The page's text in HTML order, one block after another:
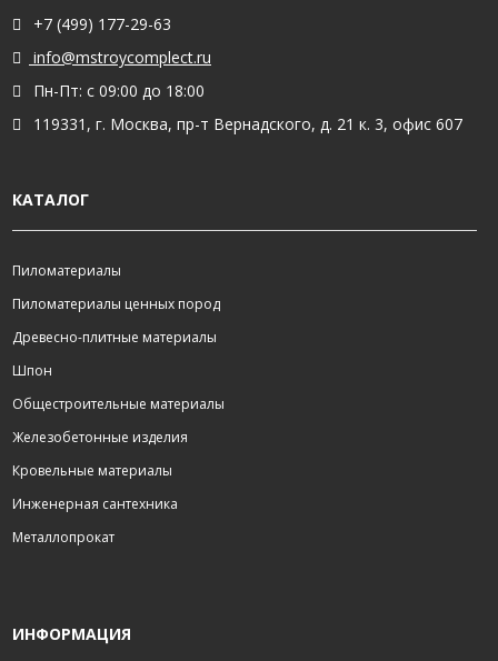
+7 (499) 177-29-63
info@mstroycomplect.ru
Пн-Пт: с 09:00 до 18:00
119331, г. Москва, пр-т Вернадского, д. 21 к. 3, офис 607
КАТАЛОГ
Пиломатериалы
Пиломатериалы ценных пород
Древесно-плитные материалы
Шпон
Общестроительные материалы
Железобетонные изделия
Кровельные материалы
Инженерная сантехника
Металлопрокат
ИНФОРМАЦИЯ